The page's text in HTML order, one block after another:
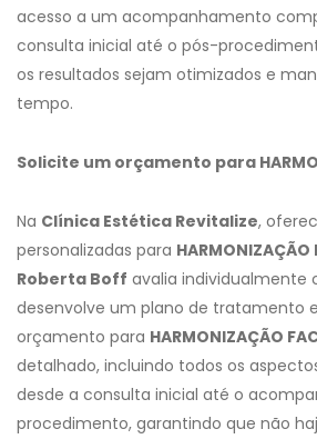
acesso a um acompanhamento
consulta inicial até o pós-
os resultados sejam otimizados e
tempo.
Solicite um orçamento para
Na Clínica Estética Revitalize,
personalizadas para HARMONIZAÇÃO
Roberta Boff avalia individualmente
desenvolve um plano de tratamento
orçamento para HARMONIZAÇÃO
detalhado, incluindo todos os
desde a consulta inicial até o
procedimento, garantindo que não